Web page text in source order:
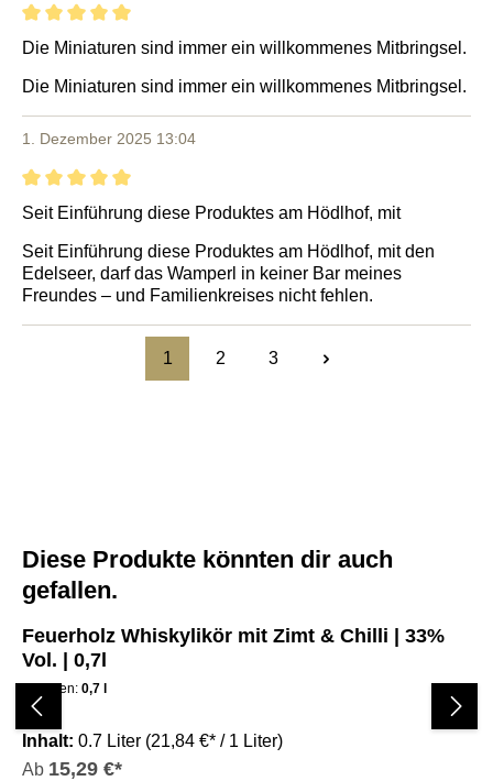
Bewertung mit 5 von 5 Sternen
Die Miniaturen sind immer ein willkommenes Mitbringsel.
Die Miniaturen sind immer ein willkommenes Mitbringsel.
1. Dezember 2025 13:04
Bewertung mit 5 von 5 Sternen
Seit Einführung diese Produktes am Hödlhof, mit
Seit Einführung diese Produktes am Hödlhof, mit den
Edelseer, darf das Wamperl in keiner Bar meines
Freundes – und Familienkreises nicht fehlen.
1 2 3
Produktgalerie überspringen
Diese Produkte könnten dir auch
gefallen.
Feuerholz Whiskylikör mit Zimt & Chilli | 33%
Vol. | 0,7l
Volumen: 0,7 l
Inhalt: 0.7 Liter (21,84 €* / 1 Liter)
Ab 15,29 €*